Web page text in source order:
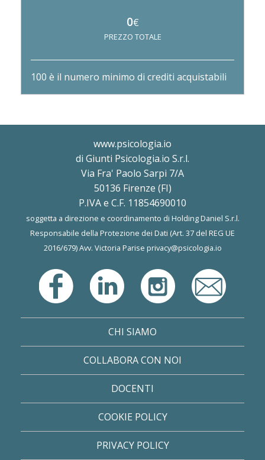
0€
PREZZO TOTALE
100 è il numero minimo di crediti acquistabili
www.psicologia.io
di Giunti Psicologia.io S.r.l.
Via Fra' Paolo Sarpi 7/A
50136 Firenze (FI)
P.IVA e C.F. 11854690010
soggetta a direzione e coordinamento di Holding Daniel S.r.l.
Responsabile della Protezione dei Dati (Art. 37 del REG UE
2016/679) Avv. Victoria Parise privacy@psicologia.io
CHI SIAMO
COLLABORA CON NOI
DOCENTI
COOKIE POLICY
PRIVACY POLICY